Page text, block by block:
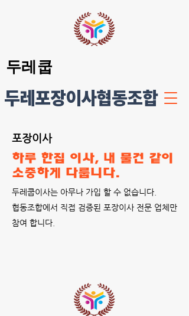
​두레포장이사협동조합
두레쿱
포장이사
하루 한집 이사, 내 물건 같이
​소중하게 다룹니다.
두레쿱이사는 아무나 가입 할 수 없습니다.
​협동조합에서 직접 검증된 포장이사 전문 업체만
참여 합니다.